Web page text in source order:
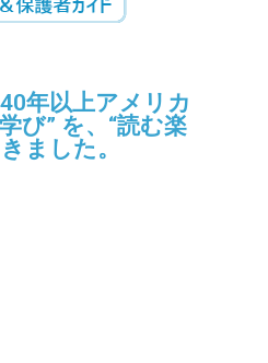
年以上アメリカ
び” を、“読む楽
ました。